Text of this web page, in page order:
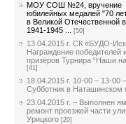
МОУ СОШ №24, вручение
юбилейных медалей "70
в Великой Отечественной
1941-1945 ...
[50]
13.04.2015 г. СК «БУДО-
Награждение победителей
призёров Турнира “Наши
[41]
18.04.2015 г. 10-00 – 13-00 –
Субботник в Наташинском
23.04.2015 г. – Выполнен
ремонт проезжей части
Урицкого [20]